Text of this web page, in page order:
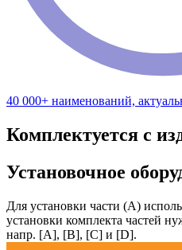
40 000+ наименований,
Комплектуется с
Установочное
Для установки части (А)
установки комплекта частей
напр. [А], [B], [С] и [D].